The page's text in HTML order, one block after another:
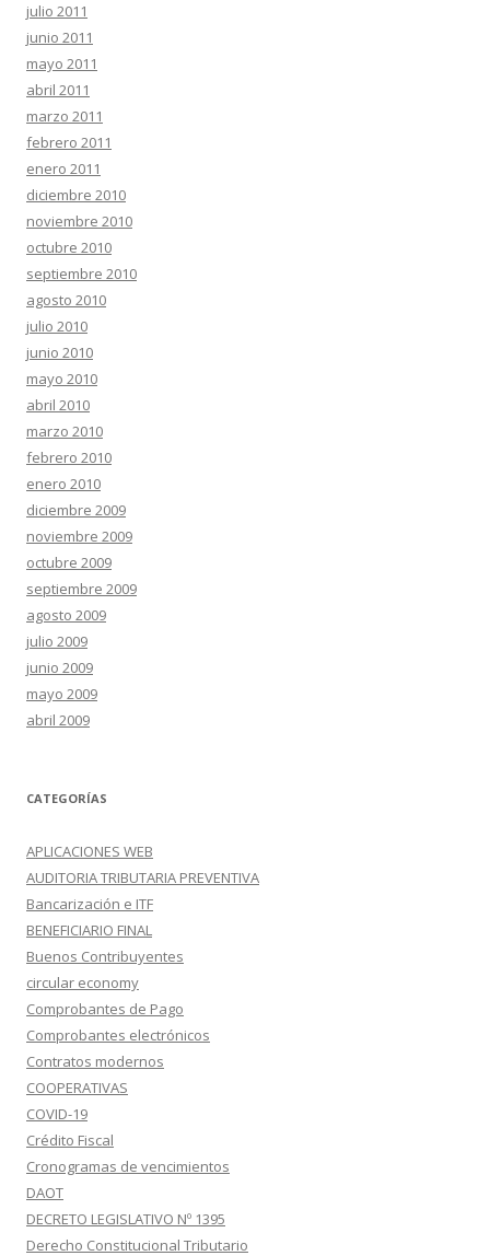
julio 2011
junio 2011
mayo 2011
abril 2011
marzo 2011
febrero 2011
enero 2011
diciembre 2010
noviembre 2010
octubre 2010
septiembre 2010
agosto 2010
julio 2010
junio 2010
mayo 2010
abril 2010
marzo 2010
febrero 2010
enero 2010
diciembre 2009
noviembre 2009
octubre 2009
septiembre 2009
agosto 2009
julio 2009
junio 2009
mayo 2009
abril 2009
CATEGORÍAS
APLICACIONES WEB
AUDITORIA TRIBUTARIA PREVENTIVA
Bancarización e ITF
BENEFICIARIO FINAL
Buenos Contribuyentes
circular economy
Comprobantes de Pago
Comprobantes electrónicos
Contratos modernos
COOPERATIVAS
COVID-19
Crédito Fiscal
Cronogramas de vencimientos
DAOT
DECRETO LEGISLATIVO Nº 1395
Derecho Constitucional Tributario